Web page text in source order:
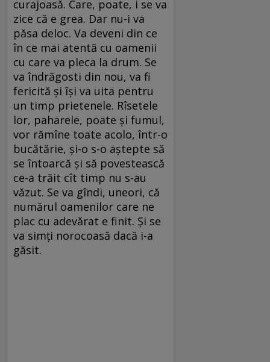
curajoasă. Care, poate, i se va
zice că e grea. Dar nu-i va
păsa deloc. Va deveni din ce
în ce mai atentă cu oamenii
cu care va pleca la drum. Se
va îndrăgosti din nou, va fi
fericită și își va uita pentru
un timp prietenele. Rîsetele
lor, paharele, poate și fumul,
vor rămîne toate acolo, într-o
bucătărie, și-o s-o aștepte să
se întoarcă și să povestească
ce-a trăit cît timp nu s-au
văzut. Se va gîndi, uneori, că
numărul oamenilor care ne
plac cu adevărat e finit. Și se
va simți norocoasă dacă i-a
găsit.